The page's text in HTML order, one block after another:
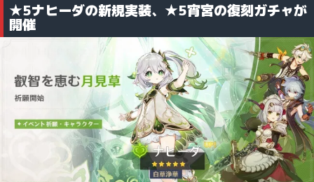
★5ナヒーダの新規実装、★5宵宮の復刻ガチャが
開催